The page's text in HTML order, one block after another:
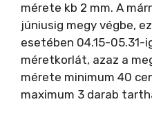
mérete kb 2 mm. A
júniusig megy végbe,
esetében 04.15-05.31-
méretkorlát, azaz a
mérete minimum 40
maximum 3 darab